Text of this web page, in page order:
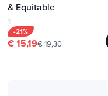
& Equitable
1l
-21%
€ 15,19€ 19,30